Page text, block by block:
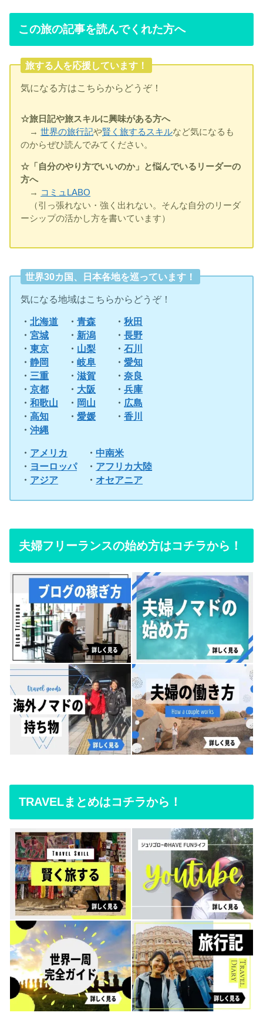
この旅の記事を読んでくれた方へ
旅する人を応援しています！
気になる方はこちらからどうぞ！
☆旅日記や旅スキルに興味がある方へ
→世界の旅行記や賢く旅するスキルなど気になるも
のからぜひ読んでみてください。
☆「自分のやり方でいいのか」と悩んでいるリーダーの
方へ
→ コミュLABO
（引っ張れない・強く出れない。そんな自分のリーダ
ーシップの活かし方を書いています）
世界30カ国、日本各地を巡っています！
気になる地域はこちらからどうぞ！
・北海道 ・青森 ・秋田
・宮城 ・ 新潟 ・長野
・東京 ・ 山梨 ・石川
・静岡 ・岐阜 ・愛知
・ 三重 ・滋賀 ・奈良
・京都 ・ 大阪 ・兵庫
・和歌山 ・ 岡山 ・ 広島
・高知 ・愛媛 ・香川
・沖縄
・ アメリカ ・ 中南米
・ ヨーロッパ・ アフリカ大陸
・ アジア ・ オセアニア
夫婦フリーランスの始め方はコチラから！
TRAVELまとめはコチラから！